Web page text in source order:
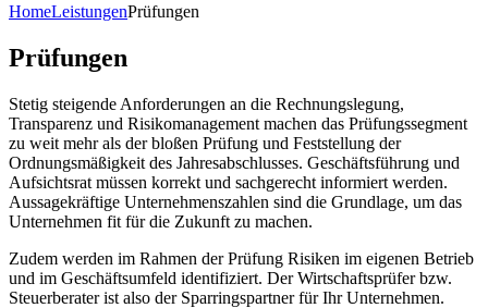
HomeLeistungenPrüfungen
Prüfungen
Stetig steigende Anforderungen an die Rechnungslegung,
Transparenz und Risikomanagement machen das Prüfungssegment
zu weit mehr als der bloßen Prüfung und Feststellung der
Ordnungsmäßigkeit des Jahresabschlusses. Geschäftsführung und
Aufsichtsrat müssen korrekt und sachgerecht informiert werden.
Aussagekräftige Unternehmenszahlen sind die Grundlage, um das
Unternehmen fit für die Zukunft zu machen.
Zudem wer­den im Rah­men der Prü­fung Risi­ken im eige­nen Betrieb
und im Geschäft­s­um­feld iden­ti­fi­ziert. Der Wirt­schafts­prü­fer bzw.
Steuerberater ist also der Spar­ring­s­part­ner für Ihr Unter­neh­men.